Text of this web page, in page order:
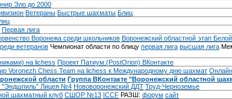
Эло до 2000
Ветераны Быстрые шахматы Блиц
Первая лига
Воронежа среди школьников Воронежский областной этап
ветеранов Чемпионат области по блицу первая лига высшая лига
на lichess Проект Патиум (PostOrion) ВКонтакте
Voronezh Chess Team на lichess к Международному дню шахмат
области Группа ВКонтакте "Воронежский областной
"Эндшпиль" Лицея №4 Нововоронежский ДДТ Труд-Черноземье
шахматный клуб СШОР №13 ICCF РАЗШ: форум сайт